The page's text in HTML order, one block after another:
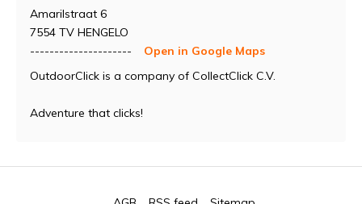
Amarilstraat 6
7554 TV HENGELO
---------------------
Open in Google Maps
OutdoorClick is a company of CollectClick C.V.
Adventure that clicks!